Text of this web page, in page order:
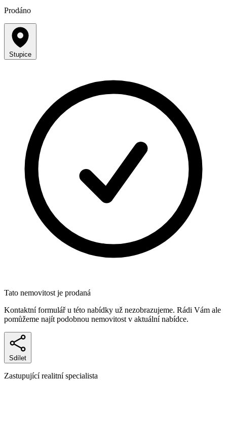
Prodáno
Stupice
Tato nemovitost je prodaná
Kontaktní formulář u této nabídky už nezobrazujeme. Rádi Vám ale
pomůžeme najít podobnou nemovitost v aktuální nabídce.
Sdílet
Zastupující realitní specialista